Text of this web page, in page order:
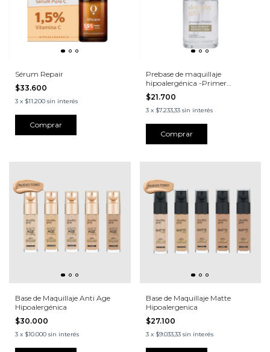
Sérum Repair
$33.600
3 x $11.200 sin interés
Prebase de maquillaje
hipoalergénica -Primer
Matificante-
$21.700
3 x $7.233,33 sin interés
Base de Maquillaje Anti Age
Hipoalergénica
$30.000
3 x $10.000 sin interés
Base de Maquillaje Matte
Hipoalergenica
$27.100
3 x $9.033,33 sin interés